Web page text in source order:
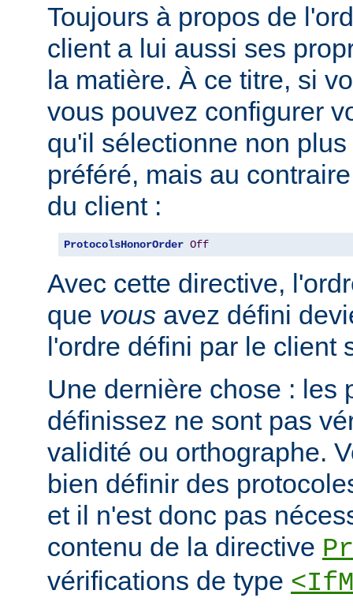
Toujours à propos de
client a lui aussi ses
la matière. À ce titre, si
vous pouvez configurer
qu'il sélectionne non
préféré, mais au
du client :
ProtocolsHonorOrder Off
Avec cette directive,
que vous avez défini
l'ordre défini par le client
Une dernière chose : les
définissez ne sont pas
validité ou orthographe.
bien définir des
et il n'est donc pas
contenu de la directive
vérifications de type